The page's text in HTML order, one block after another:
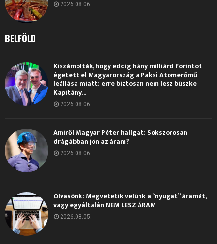
2026.08.06.
BELFÖLD
Kiszámolták, hogy eddig hány milliárd forintot
égetett el Magyarország a Paksi Atomerőmű
leállása miatt: erre biztosan nem lesz büszke
Kapitány...
2026.08.06.
Amiről Magyar Péter hallgat: Sokszorosan
drágábban jön az áram?
2026.08.06.
Olvasónk: Megvetetik velünk a “nyugat” áramát,
vagy egyáltalán NEM LESZ ÁRAM
2026.08.05.